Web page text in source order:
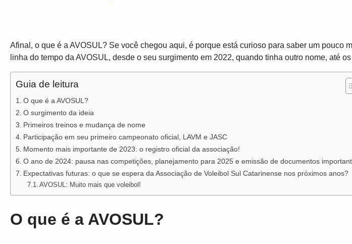
Afinal, o que é a AVOSUL? Se você chegou aqui, é porque está curioso para saber um
linha do tempo da AVOSUL, desde o seu surgimento em 2022, quando tinha outro nome, até
Guia de leitura
O que é a AVOSUL?
O surgimento da ideia
Primeiros treinos e mudança de nome
Participação em seu primeiro campeonato oficial, LAVM e JASC
Momento mais importante de 2023: o registro oficial da associação!
O ano de 2024: pausa nas competições, planejamento para 2025 e emissão de documentos
Expectativas futuras: o que se espera da Associação de Voleibol Sul Catarinense nos próximos anos?
AVOSUL: Muito mais que voleibol!
O que é a AVOSUL?